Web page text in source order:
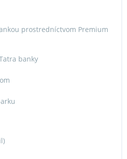
prostredníctvom Premium
banky